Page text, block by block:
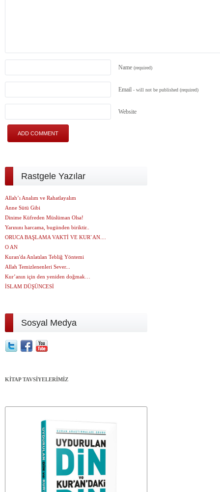
Name (required)
Email - will not be published (required)
Website
Rastgele Yazılar
Allah’ı Analım ve Rahatlayalım
Anne Sütü Gibi
Dinime Küfreden Müslüman Olsa!
Yarınını harcama, bugünden biriktir..
ORUCA BAŞLAMA VAKTİ VE KUR`AN....
O AN
Kuran'da Anlatılan Tebliğ Yöntemi
Allah Temizlenenleri Sever...
Kur’anın için den yeniden doğmak…
İSLAM DÜŞÜNCESİ
Sosyal Medya
KİTAP TAVSİYELERİMİZ